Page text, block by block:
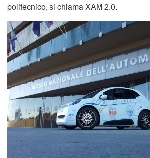
politecnico, si chiama XAM 2.0.